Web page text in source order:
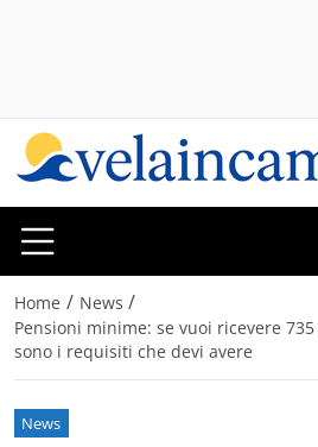
Home / News /
Pensioni minime: se vuoi ricevere
sono i requisiti che devi avere
News